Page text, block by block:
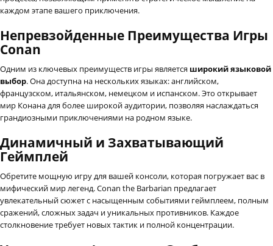
каждом этапе вашего приключения.
Непревзойденные Преимущества Игры
Conan
Одним из ключевых преимуществ игры является широкий языковой
выбор. Она доступна на нескольких языках: английском,
французском, итальянском, немецком и испанском. Это открывает
мир Конана для более широкой аудитории, позволяя наслаждаться
грандиозными приключениями на родном языке.
Динамичный и Захватывающий
Геймплей
Обретите мощную игру для вашей консоли, которая погружает вас в
мифический мир легенд. Conan the Barbarian предлагает
увлекательный сюжет с насыщенным событиями геймплеем, полным
сражений, сложных задач и уникальных противников. Каждое
столкновение требует новых тактик и полной концентрации.